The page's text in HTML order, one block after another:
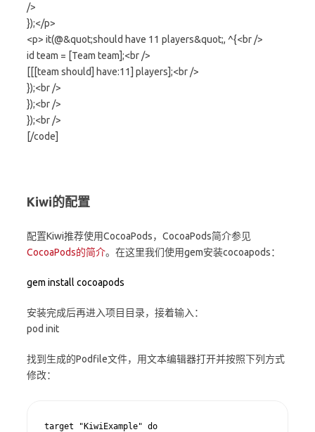
/>
});</p>
<p> it(@&quot;should have 11 players&quot;, ^{<br />
id team = [Team team];<br />
[[[team should] have:11] players];<br />
});<br />
});<br />
});<br />
[/code]
Kiwi的配置
配置Kiwi推荐使用CocoaPods，CocoaPods简介参见
CocoaPods的简介。在这里我们使用gem安装cocoapods：
gem install cocoapods
安装完成后再进入项目目录，接着输入：
pod init
找到生成的Podfile文件，用文本编辑器打开并按照下列方式
修改：
target "KiwiExample" do